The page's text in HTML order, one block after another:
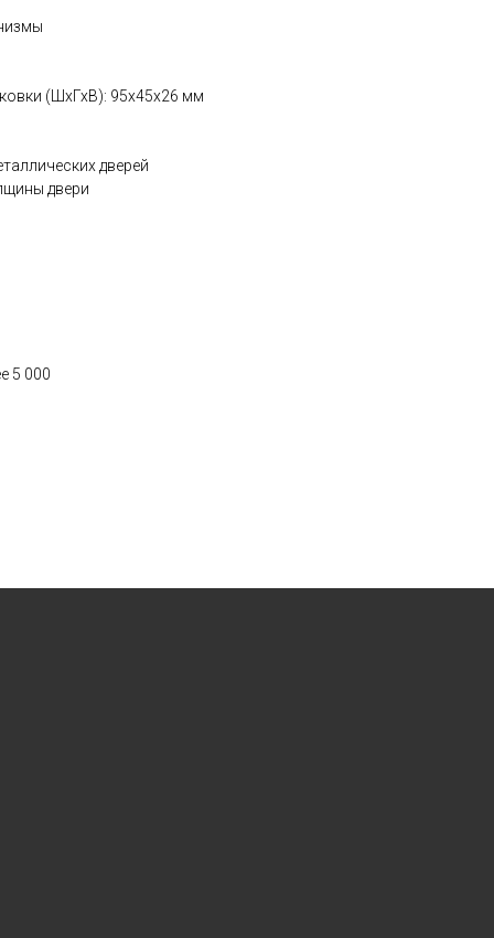
(ШхГхВ): 95x45x26 мм
дверей
двери
5 000